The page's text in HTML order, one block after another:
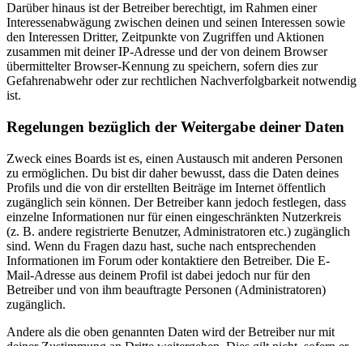
Darüber hinaus ist der Betreiber berechtigt, im Rahmen einer
Interessenabwägung zwischen deinen und seinen Interessen sowie
den Interessen Dritter, Zeitpunkte von Zugriffen und Aktionen
zusammen mit deiner IP-Adresse und der von deinem Browser
übermittelter Browser-Kennung zu speichern, sofern dies zur
Gefahrenabwehr oder zur rechtlichen Nachverfolgbarkeit notwendig
ist.
Regelungen bezüglich der Weitergabe deiner Daten
Zweck eines Boards ist es, einen Austausch mit anderen Personen
zu ermöglichen. Du bist dir daher bewusst, dass die Daten deines
Profils und die von dir erstellten Beiträge im Internet öffentlich
zugänglich sein können. Der Betreiber kann jedoch festlegen, dass
einzelne Informationen nur für einen eingeschränkten Nutzerkreis
(z. B. andere registrierte Benutzer, Administratoren etc.) zugänglich
sind. Wenn du Fragen dazu hast, suche nach entsprechenden
Informationen im Forum oder kontaktiere den Betreiber. Die E-
Mail-Adresse aus deinem Profil ist dabei jedoch nur für den
Betreiber und von ihm beauftragte Personen (Administratoren)
zugänglich.
Andere als die oben genannten Daten wird der Betreiber nur mit